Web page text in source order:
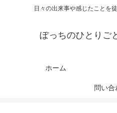
日々の出来事や感じたことを
ぽっちのひとりご
ホーム
問い合